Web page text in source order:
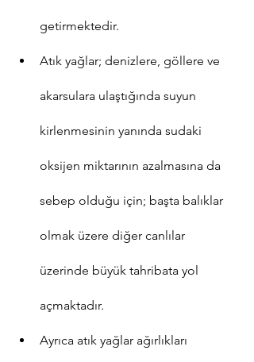
getirmektedir.
Atık yağlar; denizlere, göllere ve
akarsulara ulaştığında suyun
kirlenmesinin yanında sudaki
oksijen miktarının azalmasına da
sebep olduğu için; başta balıklar
olmak üzere diğer canlılar
üzerinde büyük tahribata yol
açmaktadır.
Ayrıca atık yağlar ağırlıkları